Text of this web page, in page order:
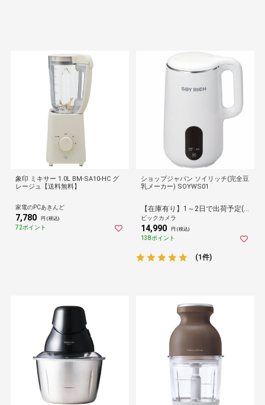
象印 ミキサー 1.0L BM-SA10-HC グ
レージュ【送料無料】
家電のPCあきんど
7,780 円 (税込)
72ポイント
ショップジャパン ソイリッチ(完全豆
乳メーカー) SOYWS01
【在庫有り】1～2日で出荷予定(日付指定可)
ビックカメラ
14,990 円 (税込)
138ポイント
(1件)